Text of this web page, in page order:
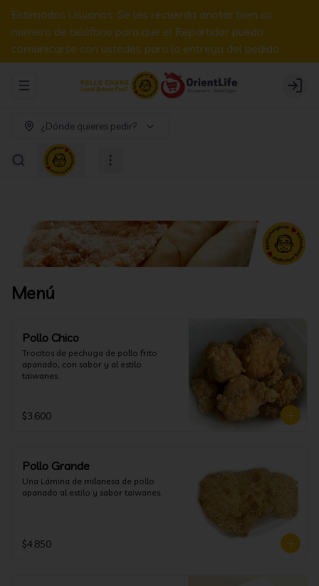
Estimados Usuarios: Se les recuerda anotar bien su
numero de teléfono para que el Repartidor pueda
comunicarse con ustedes para la entrega del pedido.
Abrir menu de navegación Login
¿Dónde quieres pedir?
Menú
Pollo Chico
Trocitos de pechuga de pollo frito
apanado, con sabor y al estilo
taiwanes.
$3.600
Pollo Grande
Una Lámina de milanesa de pollo
apanado al estilo y sabor taiwanes.
$4.850